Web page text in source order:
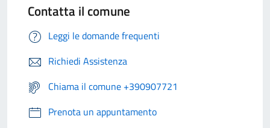
Contatta il comune
Leggi le domande frequenti
Richiedi Assistenza
Chiama il comune +390907721
Prenota un appuntamento